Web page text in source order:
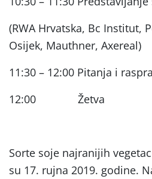
(RWA Hrvatska, Bc Institut,
Osijek, Mauthner, Axereal)
11:30 – 12:00 Pitanja i
12:00 Žetva
Sorte soje najranijih
su 17. rujna 2019. godine.